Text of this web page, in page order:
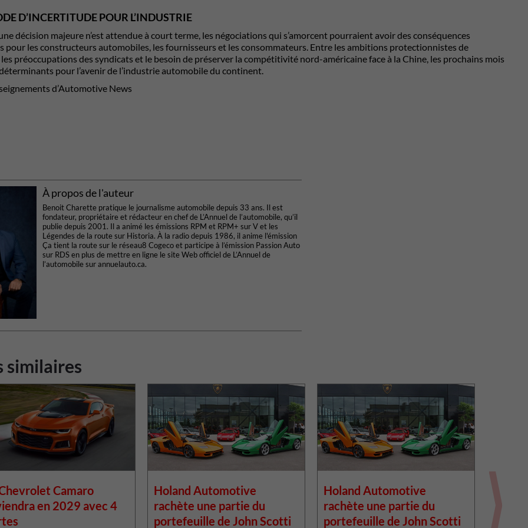
D’INCERTITUDE POUR L’INDUSTRIE
décision majeure n’est attendue à court terme, les négociations qui s’amorcent pourraient avoir des conséquences
pour les constructeurs automobiles, les fournisseurs et les consommateurs. Entre les ambitions protectionnistes de
préoccupations des syndicats et le besoin de préserver la compétitivité nord-américaine face à la Chine, les prochains mois
pour l’avenir de l’industrie automobile du continent.
d’Automotive News
À propos de l'auteur
Benoit Charette pratique le journalisme automobile depuis 33 ans. Il est
fondateur, propriétaire et rédacteur en chef de L’Annuel de l’automobile, qu’il
publie depuis 2001. Il a animé les émissions RPM et RPM+ sur V et les
Légendes de la route sur Historia. À la radio depuis 1986, il anime l'émission
Ça tient la route sur le réseau8 Cogeco et participe à l’émission Passion Auto
sur RDS en plus de mettre en ligne le site Web officiel de L’Annuel de
l’automobile sur annuelauto.ca.
similaires
Camaro
en 2029 avec 4
Holand Automotive
rachète une partie du
portefeuille de John Scotti
Holand Automotive
rachète une partie du
portefeuille de John Scotti